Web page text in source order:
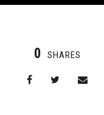
0 SHARES